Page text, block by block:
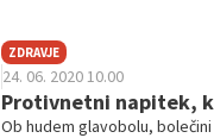
ZDRAVJE
24. 06. 2020 10.00
Protivnetni napitek,
Ob hudem glavobolu,